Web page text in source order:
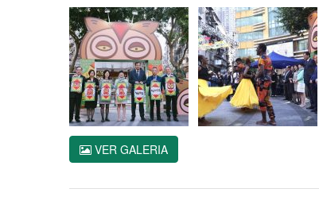
VER GALERIA